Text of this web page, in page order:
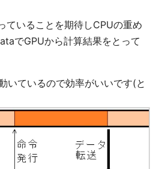
ていることを期待しCPUの重め
でGPUから計算結果をとって
いているので効率がいいです(と